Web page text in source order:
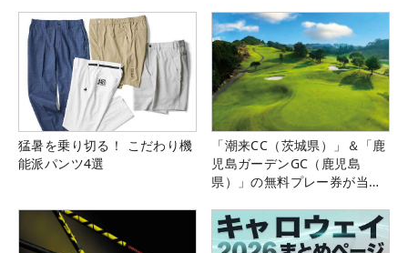
猛暑を乗り切る！ こだわり機
能派パンツ4選
「潮来CC（茨城県）」＆「鹿
児島ガーデンGC（鹿児島
県）」の無料プレー券が当た